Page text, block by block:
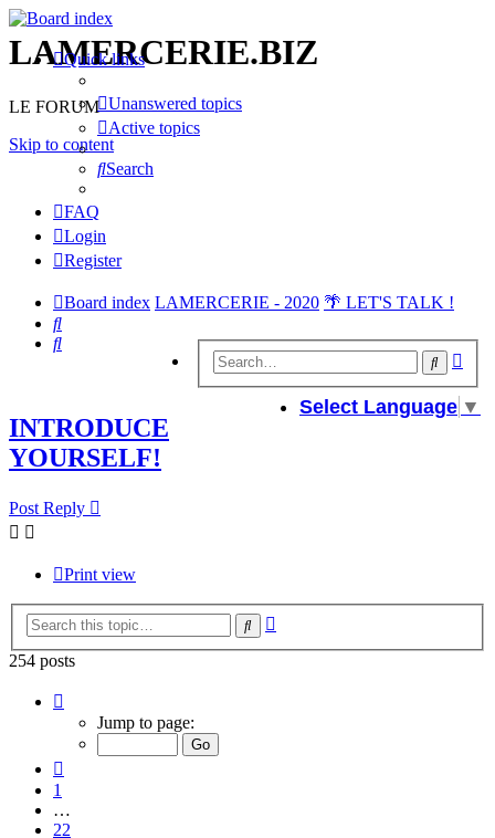
LAMERCERIE.BIZ
LE FORUM
Skip to content
Quick links
Unanswered topics
Active topics
Search
FAQ
Login
Register
Board index LAMERCERIE - 2020 🌴 LET'S TALK !
Search
Search
Search
Select Language ▼
INTRODUCE
YOURSELF!
Post Reply
Print view
Search
254 posts
24
Jump to page:
1
…
22